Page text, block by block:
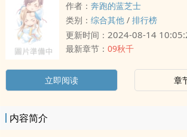
作者： 奔跑的蓝芝士
类别： 综合其他 / 排行榜
更新时间： 2024-08-14
最新章节： 09秋千
立即阅读 章
内容简介